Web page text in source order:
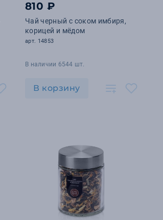
810 ₽
Чай черный с соком имбиря,
корицей и мёдом
арт. 14853
В наличии 6544 шт.
В корзину